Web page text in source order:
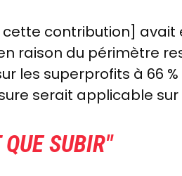
contribution]
raison du périmètre
les superprofits à 66
serait applicable sur
SUBIR"